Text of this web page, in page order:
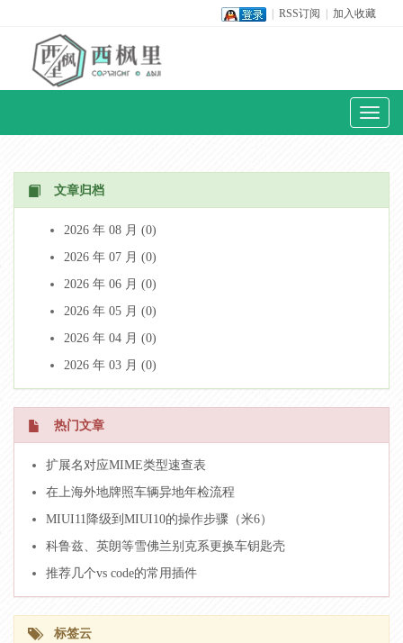
RSS订阅 加入收藏
Toggle
文章归档
2026 年 08 月 (0)
2026 年 07 月 (0)
2026 年 06 月 (0)
2026 年 05 月 (0)
2026 年 04 月 (0)
2026 年 03 月 (0)
热门文章
扩展名对应MIME类型速查表
在上海外地牌照车辆异地年检流程
MIUI11降级到MIUI10的操作步骤（米6）
科鲁兹、英朗等雪佛兰别克系更换车钥匙壳
推荐几个vs code的常用插件
标签云